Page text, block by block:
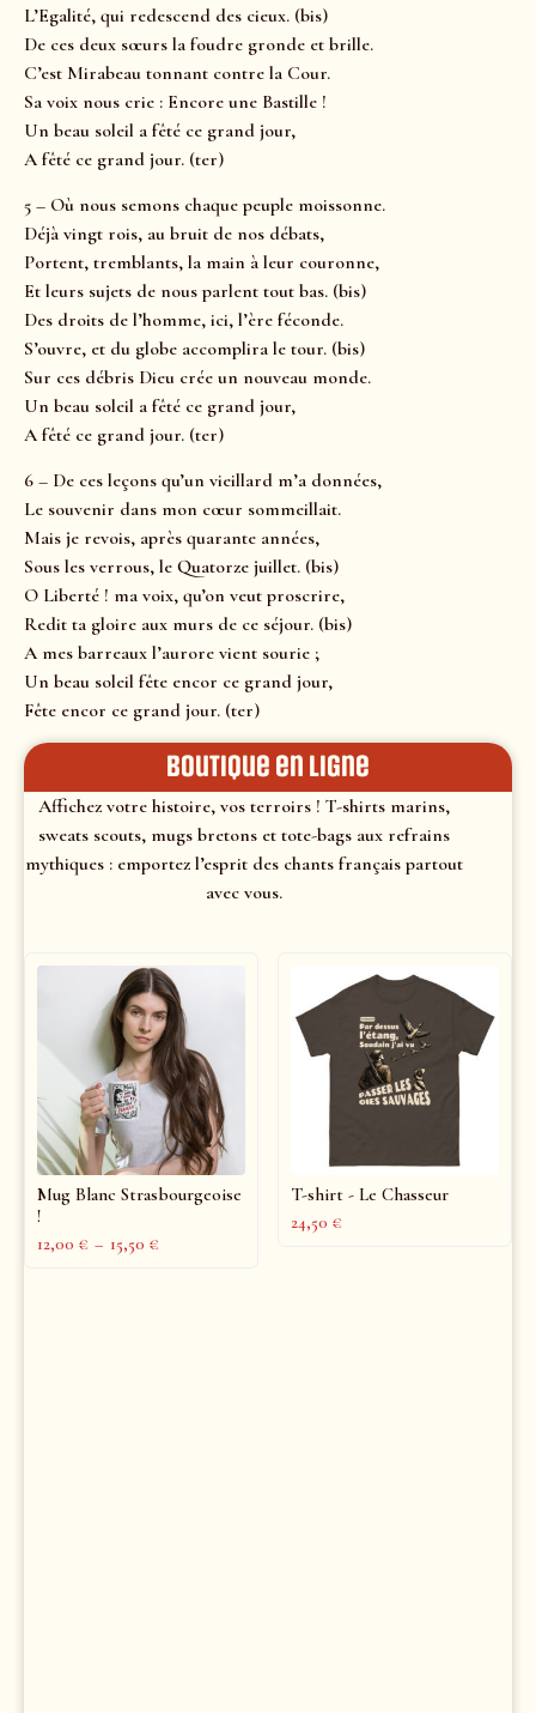
L’Egalité, qui redescend des cieux. (bis)
De ces deux sœurs la foudre gronde et brille.
C’est Mirabeau tonnant contre la Cour.
Sa voix nous crie : Encore une Bastille !
Un beau soleil a fêté ce grand jour,
A fêté ce grand jour. (ter)
5 – Où nous semons chaque peuple moissonne.
Déjà vingt rois, au bruit de nos débats,
Portent, tremblants, la main à leur couronne,
Et leurs sujets de nous parlent tout bas. (bis)
Des droits de l’homme, ici, l’ère féconde.
S’ouvre, et du globe accomplira le tour. (bis)
Sur ces débris Dieu crée un nouveau monde.
Un beau soleil a fêté ce grand jour,
A fêté ce grand jour. (ter)
6 – De ces leçons qu’un vieillard m’a données,
Le souvenir dans mon cœur sommeillait.
Mais je revois, après quarante années,
Sous les verrous, le Quatorze juillet. (bis)
O Liberté ! ma voix, qu’on veut proscrire,
Redit ta gloire aux murs de ce séjour. (bis)
A mes barreaux l’aurore vient sourie ;
Un beau soleil fête encor ce grand jour,
Fête encor ce grand jour. (ter)
Boutique en ligne
Affichez votre histoire, vos terroirs ! T-shirts marins,
sweats scouts, mugs bretons et tote-bags aux refrains
mythiques : emportez l’esprit des chants français partout
avec vous.
Mug Blanc Strasbourgeoise
!
12,00 € – 15,50 €
T-shirt - Le Chasseur
24,50 €